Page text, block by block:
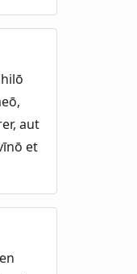
aut
et